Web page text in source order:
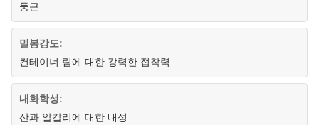
둥근
밀봉강도:
컨테이너 림에 대한 강력한 접착력
내화학성:
산과 알칼리에 대한 내성